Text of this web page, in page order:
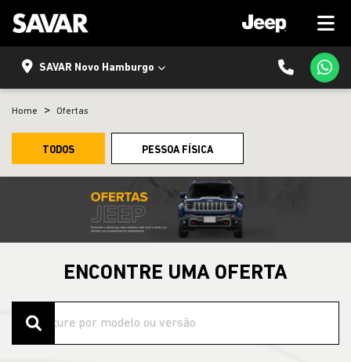
SAVAR Novo Hamburgo
Home Ofertas
TODOS PESSOA FÍSICA
ENCONTRE UMA OFERTA